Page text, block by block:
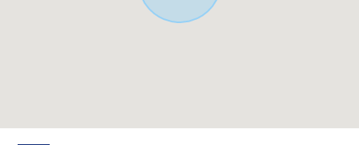
○ 申請資料到三井Rehouse。